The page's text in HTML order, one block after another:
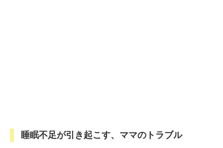
睡眠不足が引き起こす、ママのトラブル